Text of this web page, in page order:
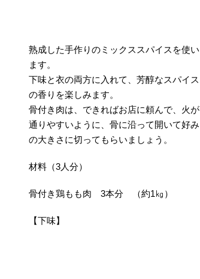
熟成した手作りのミックススパイスを使い
ます。
下味と衣の両方に入れて、芳醇なスパイス
の香りを楽しみます。
骨付き肉は、できればお店に頼んで、火が
通りやすいように、骨に沿って開いて好み
の大きさに切ってもらいましょう。
材料（3人分）
骨付き鶏もも肉 3本分 （約1㎏）
【下味】